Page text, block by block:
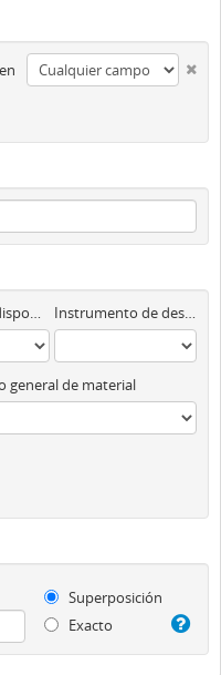
en
Objeto digital disponibles Instrumento de descripción
general de material
Superposición
Exacto